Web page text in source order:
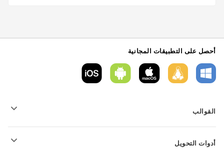
أحصل على التطبيقات المجانية
القوالب
قوالب المستندات النصية
أدوات التحويل